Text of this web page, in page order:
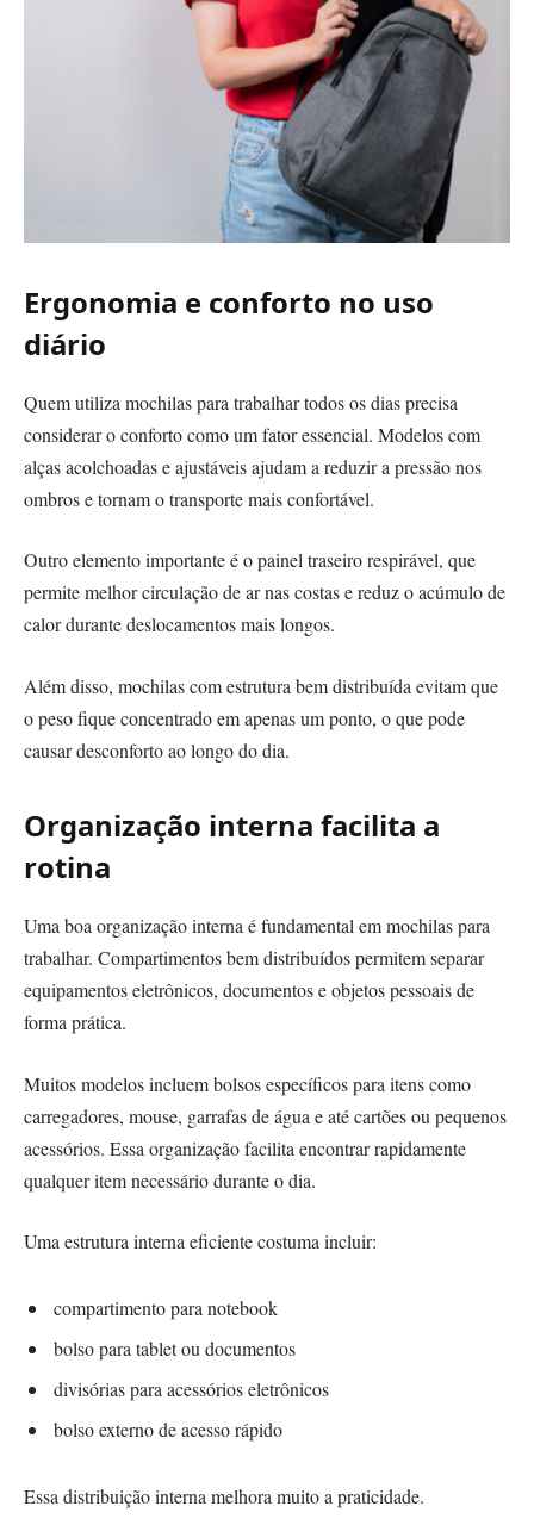
Ergonomia e conforto no uso
diário
Quem utiliza mochilas para trabalhar todos os dias precisa
considerar o conforto como um fator essencial. Modelos com
alças acolchoadas e ajustáveis ajudam a reduzir a pressão nos
ombros e tornam o transporte mais confortável.
Outro elemento importante é o painel traseiro respirável, que
permite melhor circulação de ar nas costas e reduz o acúmulo de
calor durante deslocamentos mais longos.
Além disso, mochilas com estrutura bem distribuída evitam que
o peso fique concentrado em apenas um ponto, o que pode
causar desconforto ao longo do dia.
Organização interna facilita a
rotina
Uma boa organização interna é fundamental em mochilas para
trabalhar. Compartimentos bem distribuídos permitem separar
equipamentos eletrônicos, documentos e objetos pessoais de
forma prática.
Muitos modelos incluem bolsos específicos para itens como
carregadores, mouse, garrafas de água e até cartões ou pequenos
acessórios. Essa organização facilita encontrar rapidamente
qualquer item necessário durante o dia.
Uma estrutura interna eficiente costuma incluir:
compartimento para notebook
bolso para tablet ou documentos
divisórias para acessórios eletrônicos
bolso externo de acesso rápido
Essa distribuição interna melhora muito a praticidade.